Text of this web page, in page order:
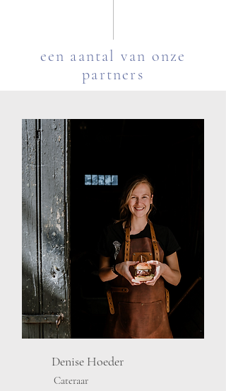
een aantal van onze
partners
Denise Hoeder
Cateraar